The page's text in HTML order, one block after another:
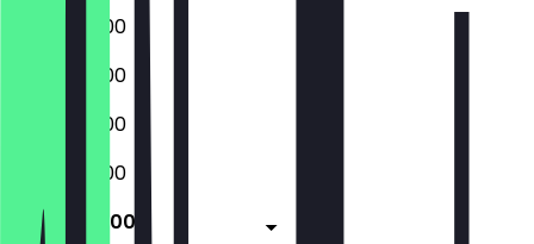
06:00 - 18:00
06:00 - 18:00
06:00 - 18:00
06:00 - 18:00
06:00 - 18:00